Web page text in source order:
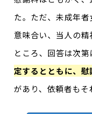
た。ただ、未成年
意味合い、当人の
ところ、回答は次第
定するとともに、
があり、依頼者もそ